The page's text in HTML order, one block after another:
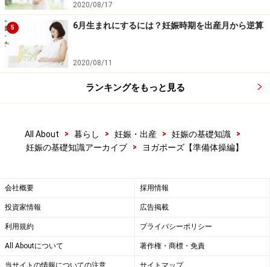
2020/08/17
5 6月生まれにするには？妊娠時期を出産月から逆算
2020/08/11
ランキングをもっと見る
All About > 暮らし > 妊娠・出産 > 妊娠の基礎知識
>
妊娠の基礎知識アーカイブ
> ヨガポーズ【準備体操編】
会社概要 採用情報
投資家情報 広告掲載
利用規約 プライバシーポリシー
All Aboutについて 著作権・商標・免責